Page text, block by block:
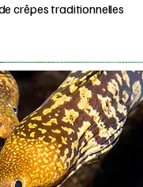
crêpes traditionnelles